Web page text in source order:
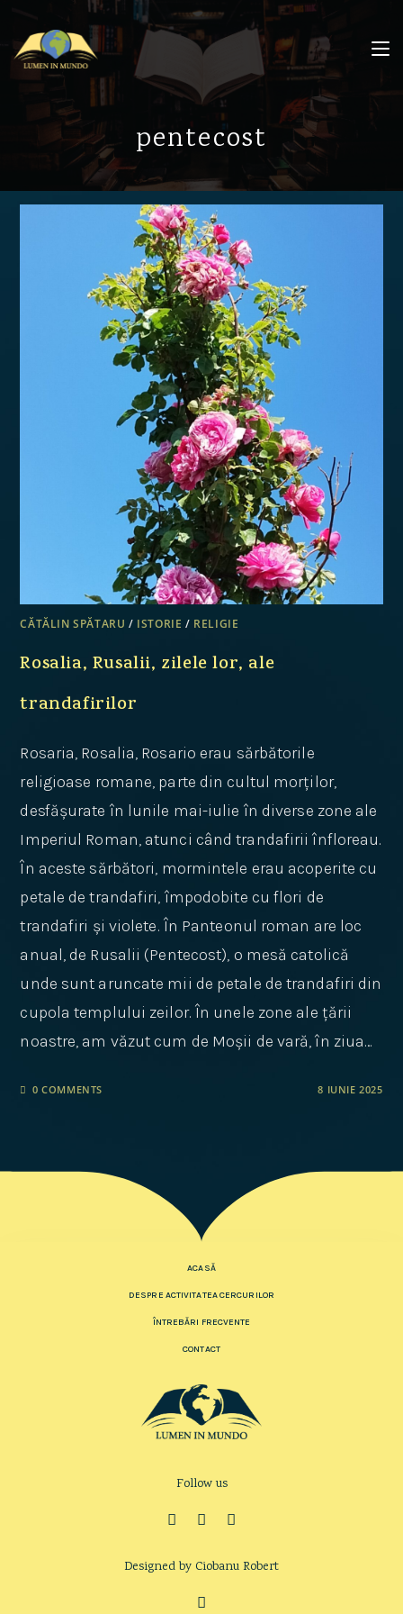
pentecost
CĂTĂLIN SPĂTARU / ISTORIE / RELIGIE
Rosalia, Rusalii, zilele lor, ale
trandafirilor
Rosaria, Rosalia, Rosario erau sărbătorile
religioase romane, parte din cultul morților,
desfășurate în lunile mai-iulie în diverse zone ale
Imperiul Roman, atunci când trandafirii înfloreau.
În aceste sărbători, mormintele erau acoperite cu
petale de trandafiri, împodobite cu flori de
trandafiri și violete. În Panteonul roman are loc
anual, de Rusalii (Pentecost), o mesă catolică
unde sunt aruncate mii de petale de trandafiri din
cupola templului zeilor. În unele zone ale țării
noastre, am văzut cum de Moșii de vară, în ziua…
0 COMMENTS 8 IUNIE 2025
ACASĂ
DESPRE ACTIVITATEA CERCURILOR
ÎNTREBĂRI FRECVENTE
CONTACT
Follow us
Designed by Ciobanu Robert